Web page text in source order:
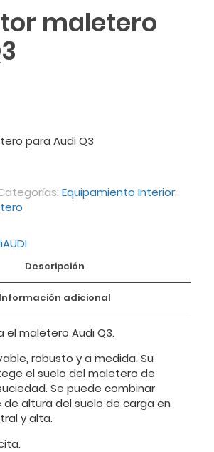
maletero
para Audi Q3
Equipamiento Interior,
AUDI
Descripción
Información adicional
el maletero Audi Q3.
robusto y a medida. Su
el suelo del maletero de
Se puede combinar
de altura del suelo de carga en
y alta.